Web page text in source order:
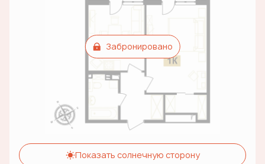
Забронировано
Показать солнечную сторону